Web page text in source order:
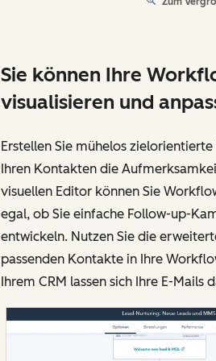
Sie können Ihre
visualisieren und
Erstellen Sie mühelos
Ihren Kontakten die
visuellen Editor können Sie
egal, ob Sie einfache Follow-up-
entwickeln. Nutzen Sie die
passenden Kontakte in Ihre
Ihrem CRM lassen sich Ihre E-Mails